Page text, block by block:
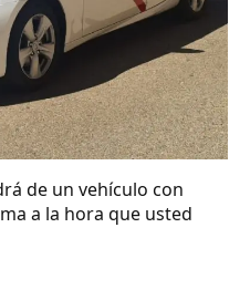
de un vehículo con
a la hora que usted